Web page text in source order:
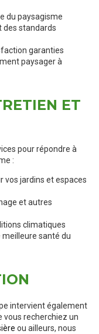
du paysagisme
des standards
garanties
paysagerà
ET
pour répondre à
:
vos jardins et espaces
et autres
climatiques
meilleure santé du
intervient également
vous recherchiez un
ou ailleurs, nous